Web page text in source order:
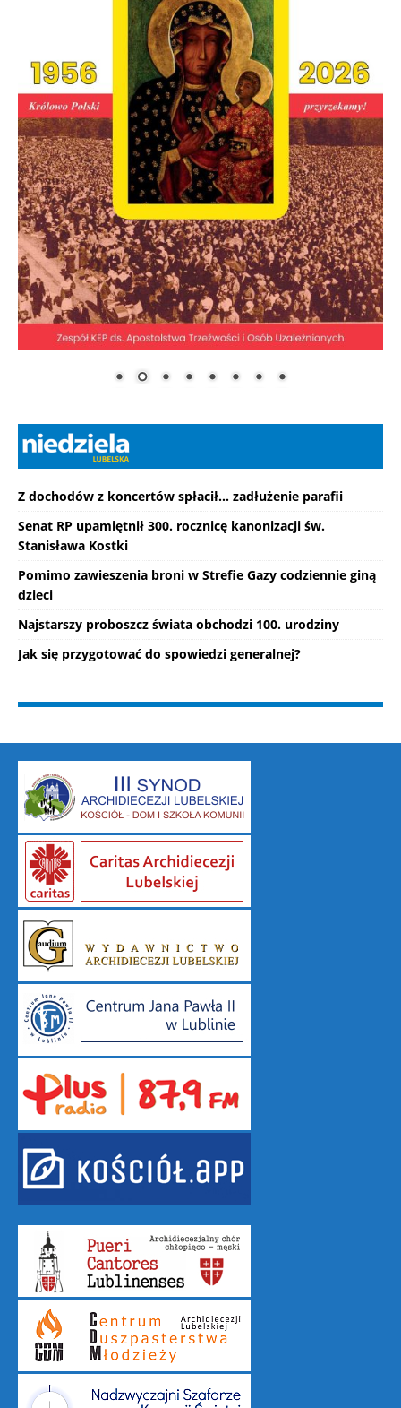
Z dochodów z koncertów spłacił... zadłużenie parafii
Senat RP upamiętnił 300. rocznicę kanonizacji św.
Stanisława Kostki
Pomimo zawieszenia broni w Strefie Gazy codziennie giną
dzieci
Najstarszy proboszcz świata obchodzi 100. urodziny
Jak się przygotować do spowiedzi generalnej?